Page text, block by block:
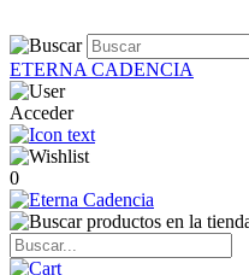
ETERNA CADENCIA
Acceder
0